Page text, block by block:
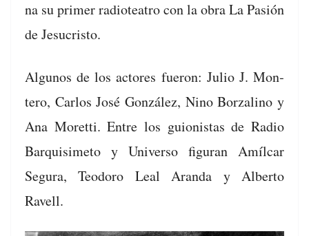
na su primer radioteatro con la obra La Pasión
de Jesucristo.
Algunos de los actores fueron: Julio J. Mon­
tero, Car­los José González, Nino Borza­li­no y
Ana Moret­ti. Entre los guion­istas de Radio
Bar­quisime­to y Uni­ver­so fig­u­ran Amíl­car
Segu­ra, Teodoro Leal Aran­da y Alber­to
Ravell.